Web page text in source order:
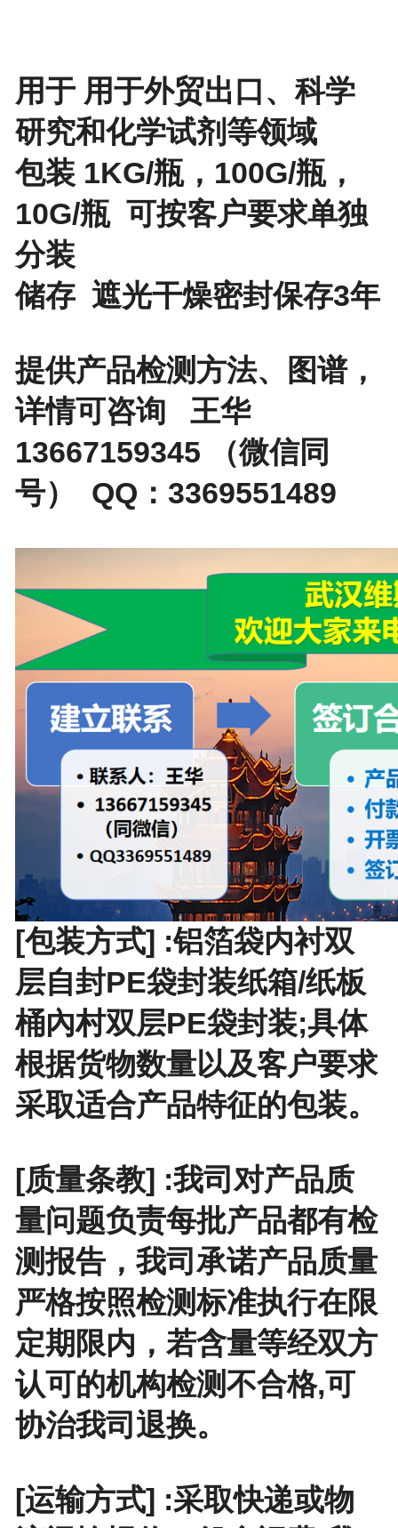
用于 用于外贸出口、科学
研究和化学试剂等领域
包装 1KG/瓶，100G/瓶，
10G/瓶 可按客户要求单独
分装
储存 遮光干燥密封保存3年
提供产品检测方法、图谱，
详情可咨询 王华
13667159345 （微信同
号） QQ：3369551489
[包装方式] :铝箔袋内衬双
层自封PE袋封装纸箱/纸板
桶內村双层PE袋封装;具体
根据货物数量以及客户要求
采取适合产品特征的包装。
[质量条教] :我司对产品质
量问题负责每批产品都有检
测报告，我司承诺产品质量
严格按照检测标准执行在限
定期限内，若含量等经双方
认可的机构检测不合格,可
协治我司退换。
[运输方式] :采取快递或物